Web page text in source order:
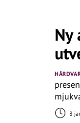
Ny
8